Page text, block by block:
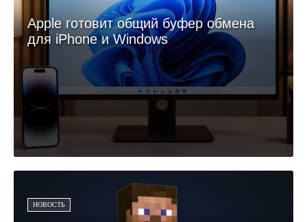
Apple готовит общий буфер обмена
для iPhone и Windows
НОВОСТЬ